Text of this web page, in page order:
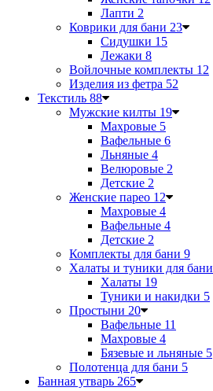
Лапти 2
Коврики для бани 23
Сидушки 15
Лежаки 8
Войлочные комплекты 12
Изделия из фетра 52
Текстиль 88
Мужские килты 19
Махровые 5
Вафельные 6
Льняные 4
Велюровые 2
Детские 2
Женские парео 12
Махровые 4
Вафельные 4
Детские 2
Комплекты для бани 9
Халаты и туники для бани
Халаты 19
Туники и накидки 5
Простыни 20
Вафельные 11
Махровые 4
Бязевые и льняные 5
Полотенца для бани 5
Банная утварь 265